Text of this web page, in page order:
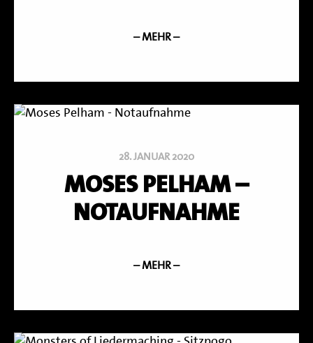
– MEHR –
28. JANUAR 2020
MOSES PELHAM –
NOTAUFNAHME
– MEHR –